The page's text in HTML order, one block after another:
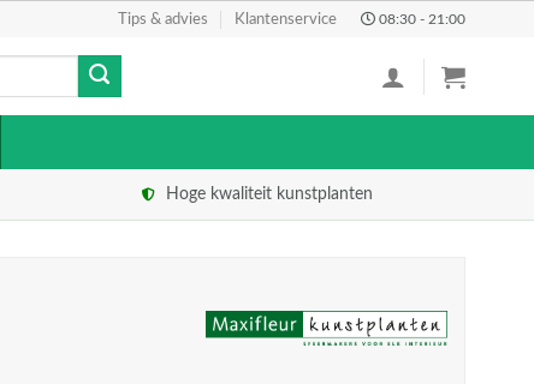
Tips & advies Klantenservice 08:30 - 21:00
Hoge kwaliteit kunstplanten